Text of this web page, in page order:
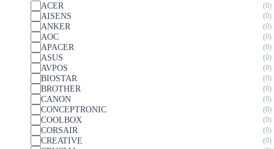
ACER 0
AISENS 0
ANKER 0
AOC 0
APACER 0
ASUS 0
AVPOS 0
BIOSTAR 0
BROTHER 0
CANON 0
CONCEPTRONIC 0
COOLBOX 0
CORSAIR 0
CREATIVE 0